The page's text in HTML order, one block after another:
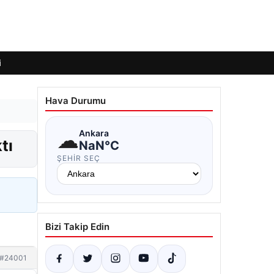
#24001
Hava Durumu
☁Ankara
NaN°C
ŞEHIR SEÇ
Bizi Takip Edin